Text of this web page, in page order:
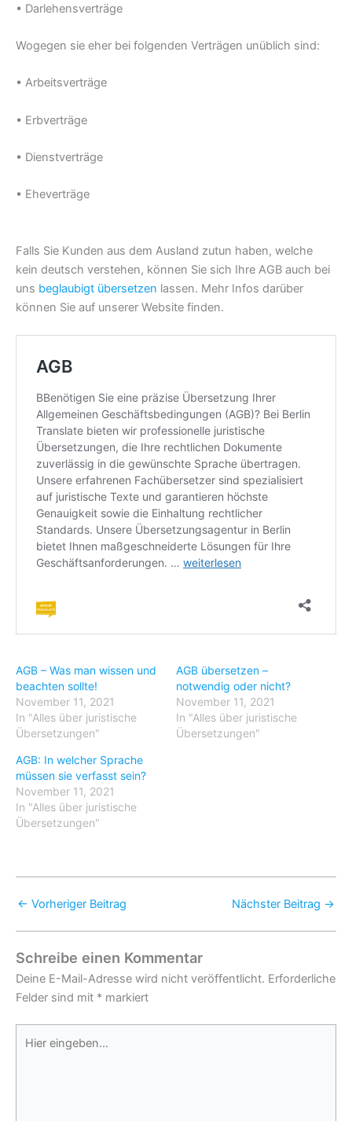
• Darlehensverträge
Wogegen sie eher bei folgenden Verträgen unüblich sind:
• Arbeitsverträge
• Erbverträge
• Dienstverträge
• Eheverträge
Falls Sie Kunden aus dem Ausland zutun haben, welche
kein deutsch verstehen, können Sie sich Ihre AGB auch bei
uns beglaubigt übersetzen lassen. Mehr Infos darüber
können Sie auf unserer Website finden.
AGB – Was man wissen und
beachten sollte!
November 11, 2021
In "Alles über juristische
Übersetzungen"
AGB übersetzen –
notwendig oder nicht?
November 11, 2021
In "Alles über juristische
Übersetzungen"
AGB: In welcher Sprache
müssen sie verfasst sein?
November 11, 2021
In "Alles über juristische
Übersetzungen"
← Vorheriger Beitrag Nächster Beitrag →
Schreibe einen Kommentar
Deine E-Mail-Adresse wird nicht veröffentlicht. Erforderliche
Felder sind mit * markiert
eingeben…